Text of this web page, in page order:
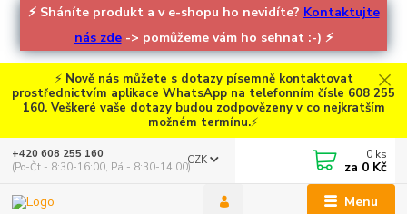
⚡ Sháníte produkt a v e-shopu ho nevidíte? Kontaktujte
nás zde-> pomůžeme vám ho sehnat :-) ⚡
⚡ Nově nás můžete s dotazy písemně kontaktovat
prostřednictvím aplikace WhatsApp na telefonním čísle 608 255
160. Veškeré vaše dotazy budou zodpovězeny v co nejkratším
možném termínu.⚡
Menu
CZK
+420 608 255 160
(Po-Čt - 8:30-16:00, Pá - 8:30-14:00)
0 ks
za 0 Kč